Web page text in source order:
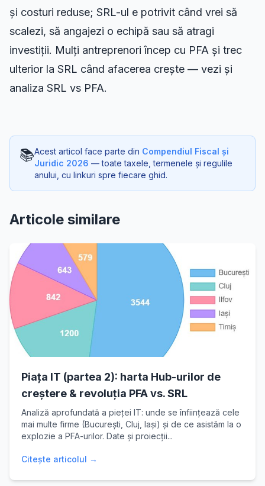
și costuri reduse; SRL-ul e potrivit când vrei să
scalezi, să angajezi o echipă sau să atragi
investiții. Mulți antreprenori încep cu PFA și trec
ulterior la SRL când afacerea crește — vezi și
analiza SRL vs PFA.
📚Acest articol face parte din Compendiul Fiscal și
Juridic 2026 — toate taxele, termenele și regulile
anului, cu linkuri spre fiecare ghid.
Articole similare
Piața IT (partea 2): harta Hub-urilor de
creștere & revoluția PFA vs. SRL
Analiză aprofundată a pieței IT: unde se înființează cele
mai multe firme (București, Cluj, Iași) și de ce asistăm la o
explozie a PFA-urilor. Date și proiecții...
Citește articolul →